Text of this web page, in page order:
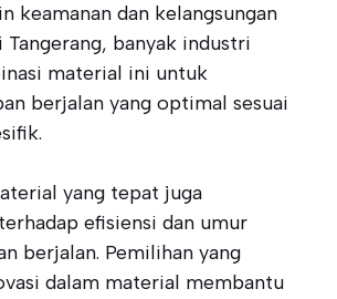
keamanan dan kelangsungan
Tangerang, banyak industri
material ini untuk
berjalan yang optimal sesuai
yang tepat juga
efisiensi dan umur
berjalan. Pemilihan yang
dalam material membantu